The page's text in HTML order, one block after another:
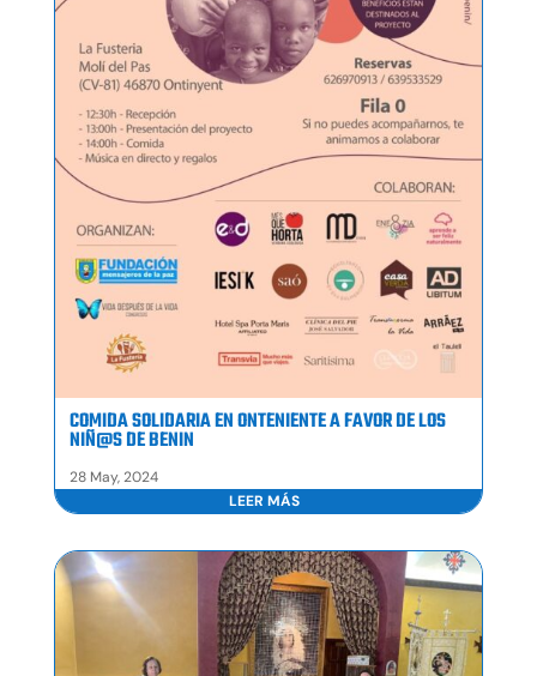
COMIDA SOLIDARIA EN ONTENIENTE A FAVOR DE LOS
NIÑ@S DE BENIN
28 May, 2024
LEER MÁS